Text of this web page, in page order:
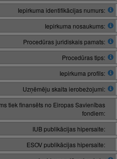
Iepirkuma identifikācijas numurs:
Iepirkuma nosaukums:
Procedūras juridiskais pamats:
Procedūras tips:
Iepirkuma profils:
Uzņēmēju skaita ierobežojumi:
tiek finansēts no Eiropas Savienības
fondiem:
IUB publikācijas hipersaite:
ESOV publikācijas hipersaite: